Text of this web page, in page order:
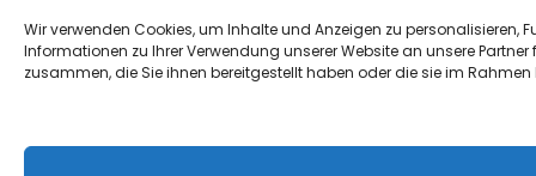
Wir verwenden Cookies, um Inhalte und Anzeigen zu
Informationen zu Ihrer Verwendung unserer Website an unsere
zusammen, die Sie ihnen bereitgestellt haben oder die sie im